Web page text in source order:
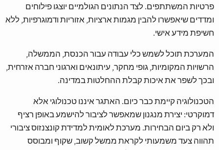
פרטיות המשתתפים. לצד הנתונים הגולמיים יוצגו פילוחים
ומדדים שיאפשרו להבין מגמות ארציות, אזוריות ודמוגרפיות, ללא
חשיפת מידע אישי.
המערכת תוכל לשמש כלי עבודה עבור הכנסת, הממשלה,
הרשויות המקומיות, גופי מחקר, עיתונאים וארגוני חברה אזרחית,
ובכך לשפר את איכות קבלת ההחלטות במדינה.
הטכנולוגיה קיימת כבר כיום. האתגר איננו טכנולוגי אלא
דמוקרטי: יצירת מנגנון שמאפשר לציבור להישמע באופן רציף
ולא רק ביום הבחירות. מערכת לאומית למדידת קונצנזוס ציבורי
תהווה צעד משמעותי לקראת ממשל קשוב, שקוף ומבוסס